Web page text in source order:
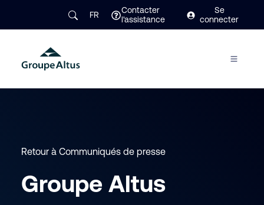
FR
Contacter
l'assistance
Se
connecter
Retour à Communiqués de presse
Groupe Altus